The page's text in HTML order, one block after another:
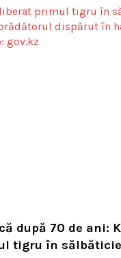
după 70 de ani:
tigru în